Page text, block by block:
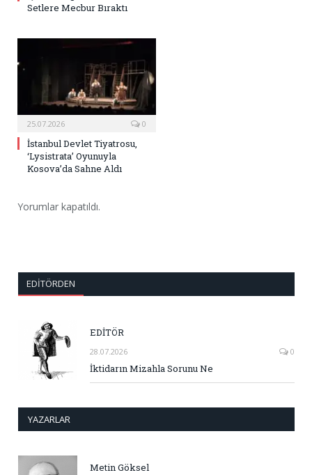
Setlere Mecbur Bıraktı
25.07.2026 0
İstanbul Devlet Tiyatrosu,
‘Lysistrata’ Oyunuyla
Kosova’da Sahne Aldı
Yorumlar kapatıldı.
EDITÖRDEN
EDİTÖR
28.07.2026 0
İktidarın Mizahla Sorunu Ne
YAZARLAR
Metin Göksel